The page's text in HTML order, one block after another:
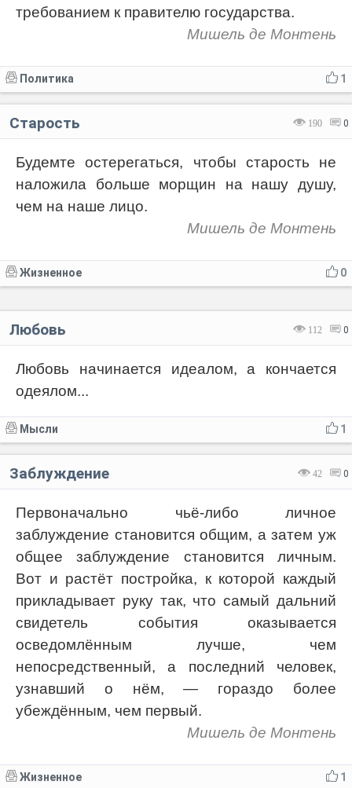
требованием к правителю государства.
Мишель де Монтень
1
Политика
190 0
Старость
Будемте остерегаться, чтобы старость не
наложила больше морщин на нашу душу,
чем на наше лицо.
Мишель де Монтень
0
Жизненное
112 0
Любовь
Любовь начинается идеалом, а кончается
одеялом...
1
Мысли
42 0
Заблуждение
Первоначально чьё-либо личное
заблуждение становится общим, а затем уж
общее заблуждение становится личным.
Вот и растёт постройка, к которой каждый
прикладывает руку так, что самый дальний
свидетель события оказывается
осведомлённым лучше, чем
непосредственный, а последний человек,
узнавший о нём, — гораздо более
убеждённым, чем первый.
Мишель де Монтень
1
Жизненное